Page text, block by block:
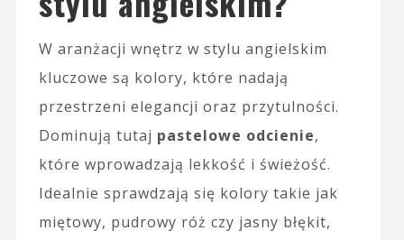
W aranżacji wnętrz w stylu angielskim
kluczowe są kolory, które nadają
przestrzeni elegancji oraz przytulności.
Dominują tutaj pastelowe odcienie,
które wprowadzają lekkość i świeżość.
Idealnie sprawdzają się kolory takie jak
miętowy, pudrowy róż czy jasny błękit,